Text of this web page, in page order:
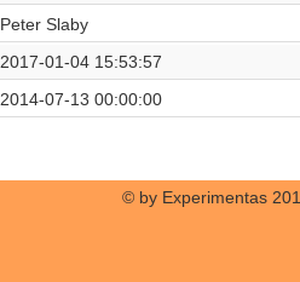
Peter Slaby
2017-01-04 15:53:57
2014-07-13 00:00:00
© by Experimentas